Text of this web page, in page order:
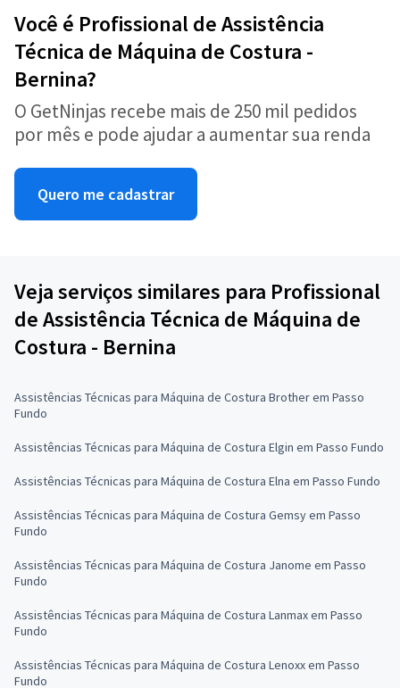
Você é Profissional de Assistência
Técnica de Máquina de Costura -
Bernina?
O GetNinjas recebe mais de 250 mil pedidos
por mês e pode ajudar a aumentar sua renda
Quero me cadastrar
Veja serviços similares para Profissional
de Assistência Técnica de Máquina de
Costura - Bernina
Assistências Técnicas para Máquina de Costura Brother em Passo
Fundo
Assistências Técnicas para Máquina de Costura Elgin em Passo Fundo
Assistências Técnicas para Máquina de Costura Elna em Passo Fundo
Assistências Técnicas para Máquina de Costura Gemsy em Passo
Fundo
Assistências Técnicas para Máquina de Costura Janome em Passo
Fundo
Assistências Técnicas para Máquina de Costura Lanmax em Passo
Fundo
Assistências Técnicas para Máquina de Costura Lenoxx em Passo
Fundo